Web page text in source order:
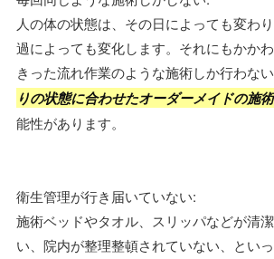
人の体の状態は、その日によっても変わ
過によっても変化します。それにもかか
きった流れ作業のような施術しか行わない
りの状態に合わせたオーダーメイドの施
能性があります。
衛生管理が行き届いていない:
施術ベッドやタオル、スリッパなどが清
い、院内が整理整頓されていない、とい